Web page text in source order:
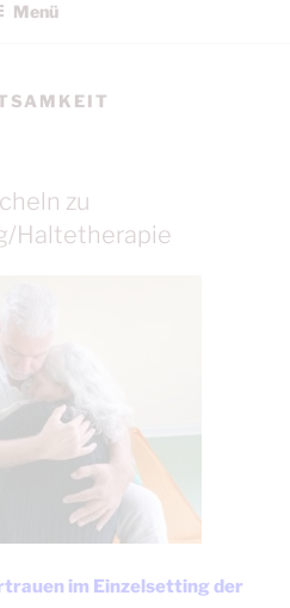
Menü
zu
Haltetherapie
im Einzelsetting der